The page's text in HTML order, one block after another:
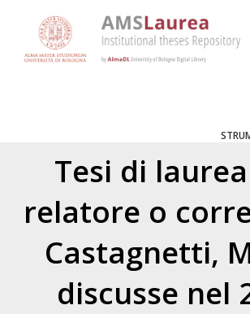
Tesi di
relatore o
Castagnetti,
discusse nel